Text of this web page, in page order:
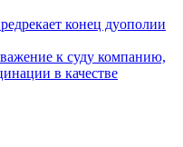
конец дуополии
к суду компанию,
в качестве